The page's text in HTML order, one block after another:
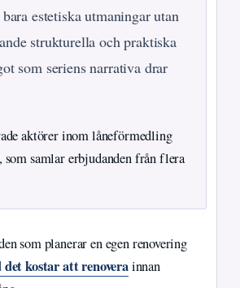
estetiska utmaningar utan
strukturella och praktiska
som seriens narrativa drar
aktörer inom låneförmedling
som samlar erbjudanden från flera
som planerar en egen renovering
det kostar att renoverainnan